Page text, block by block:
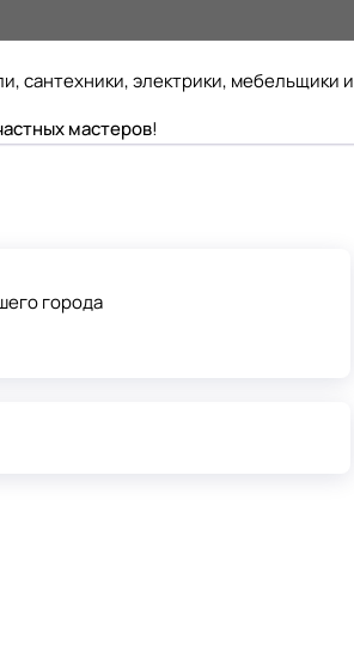
сантехники, электрики, мебельщики и
мастеров!
города